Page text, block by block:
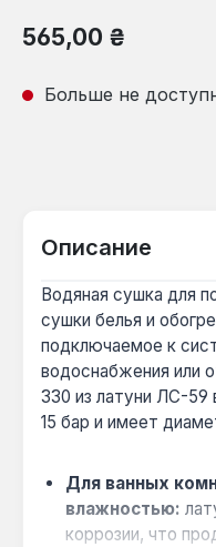
Обычная цена:
565,00 ₴
Больше не
Описание
Водяная сушка для
сушки белья и
подключаемое к
водоснабжения или
330 из латуни ЛС-59
15 бар и имеет
Для ванных
влажностью:
коррозии, что